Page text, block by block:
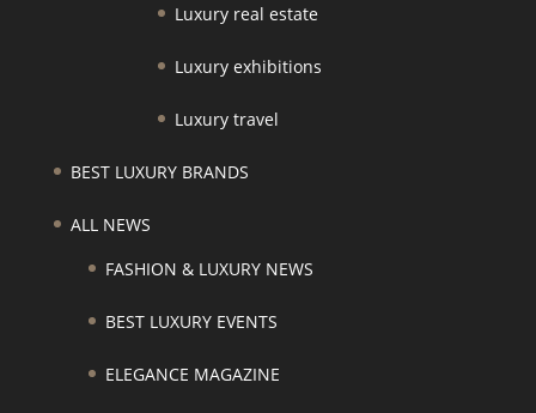
Luxury real estate
Luxury exhibitions
Luxury travel
BEST LUXURY BRANDS
ALL NEWS
FASHION & LUXURY NEWS
BEST LUXURY EVENTS
ELEGANCE MAGAZINE